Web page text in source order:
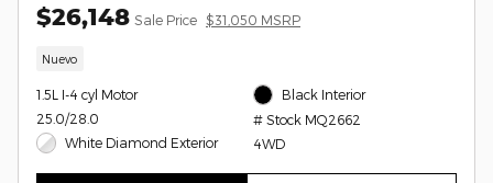
$26,148 Sale Price $31,050 MSRP
Nuevo
1.5L I-4 cyl Motor
25.0/28.0
White Diamond Exterior
Black Interior
# Stock MQ2662
4WD